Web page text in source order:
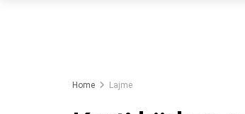
Home Lajme